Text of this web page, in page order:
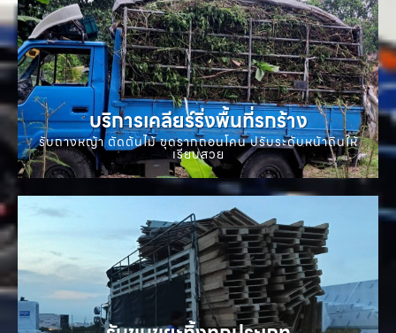
บริการเคลียร์ริ่งพื้นที่รกร้าง
รับถางหญ้า ตัดต้นไม้ ขุดรากถอนโคน ปรับระดับหน้าดินให้
เรียบสวย